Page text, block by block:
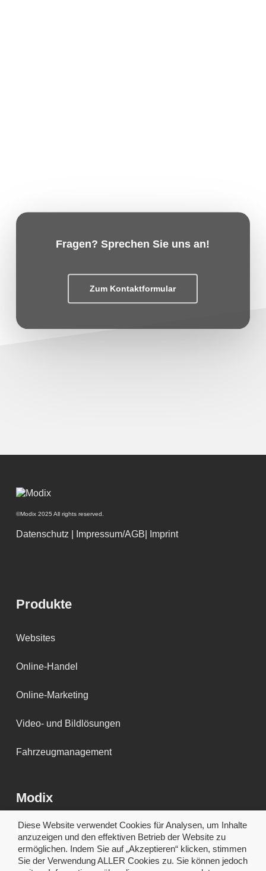
Fragen? Sprechen Sie uns an!
Zum Kontaktformular
©Modix 2025 All rights reserved.
Datenschutz Impressum/AGB Imprint
Produkte
Websites
Online-Handel
Online-Marketing
Video- und Bildlösungen
Fahrzeugmanagement
Modix
Über uns
Karriere
Diese Website verwendet Cookies für Analysen, um Inhalte
anzuzeigen und den effektiven Betrieb der Website zu
ermöglichen. Indem Sie auf „Akzeptieren“ klicken, stimmen
Sie der Verwendung ALLER Cookies zu. Sie können jedoch